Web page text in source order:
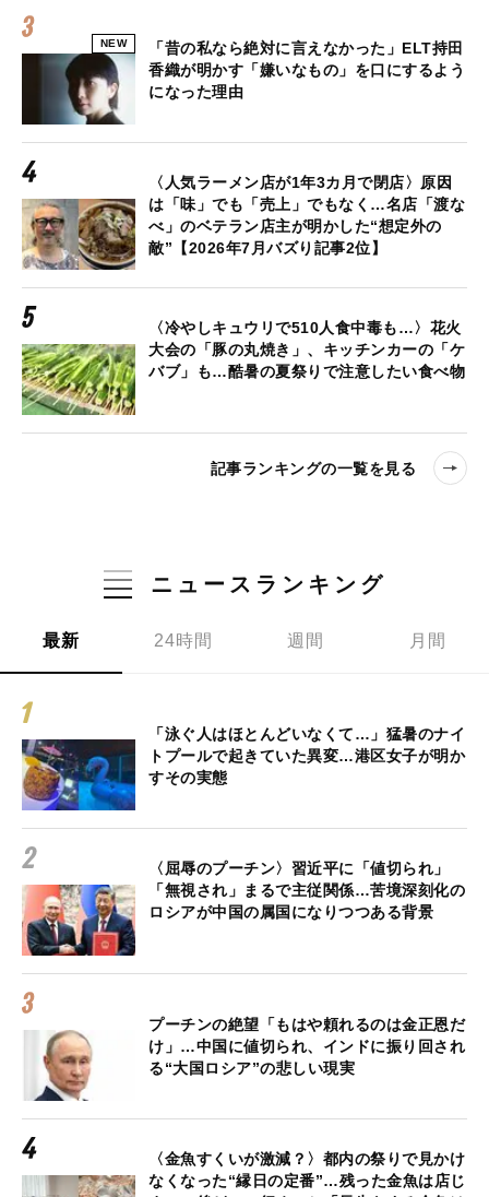
NEW
「昔の私なら絶対に言えなかった」ELT持田
香織が明かす「嫌いなもの」を口にするよう
になった理由
〈人気ラーメン店が1年3カ月で閉店〉原因
は「味」でも「売上」でもなく…名店「渡な
べ」のベテラン店主が明かした“想定外の
敵”【2026年7月バズり記事2位】
〈冷やしキュウリで510人食中毒も…〉花火
大会の「豚の丸焼き」、キッチンカーの「ケ
バブ」も…酷暑の夏祭りで注意したい食べ物
記事ランキングの一覧を見る
ニュースランキング
最新 24時間 週間 月間
「泳ぐ人はほとんどいなくて…」猛暑のナイ
トプールで起きていた異変…港区女子が明か
すその実態
〈屈辱のプーチン〉習近平に「値切られ」
「無視され」まるで主従関係…苦境深刻化の
ロシアが中国の属国になりつつある背景
プーチンの絶望「もはや頼れるのは金正恩だ
け」…中国に値切られ、インドに振り回され
る“大国ロシア”の悲しい現実
〈金魚すくいが激減？〉都内の祭りで見かけ
なくなった“縁日の定番”…残った金魚は店じ